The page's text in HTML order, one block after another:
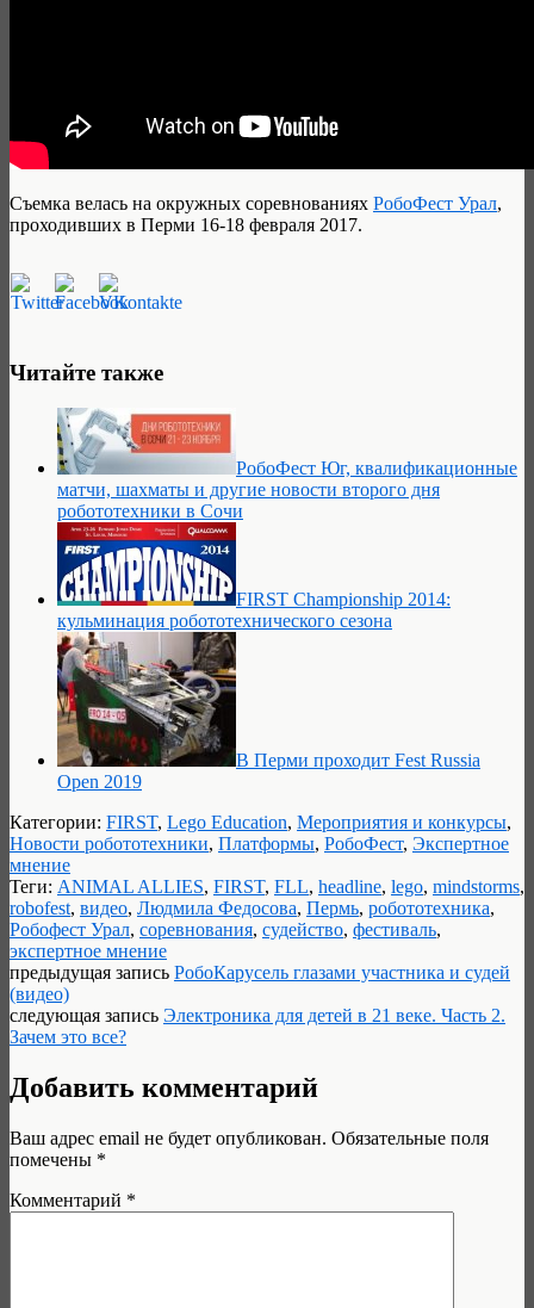
Съемка велась на окружных соревнованиях РобоФест Урал,
проходивших в Перми 16-18 февраля 2017.
Читайте также
РобоФест Юг, квалификационные
матчи, шахматы и другие новости второго дня
робототехники в Сочи
FIRST Championship 2014:
кульминация робототехнического сезона
В Перми проходит Fest Russia
Open 2019
Категории: FIRST, Lego Education, Мероприятия и конкурсы,
Новости робототехники, Платформы, РобоФест, Экспертное
мнение
Теги: ANIMAL ALLIES, FIRST, FLL, headline, lego, mindstorms,
robofest, видео, Людмила Федосова, Пермь, робототехника,
Робофест Урал, соревнования, судейство, фестиваль,
экспертное мнение
предыдущая запись РобоКарусель глазами участника и судей
(видео)
следующая запись Электроника для детей в 21 веке. Часть 2.
Зачем это все?
Добавить комментарий
Ваш адрес email не будет опубликован. Обязательные поля
помечены *
Комментарий *